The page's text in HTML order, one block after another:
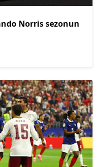
Norris sezonun